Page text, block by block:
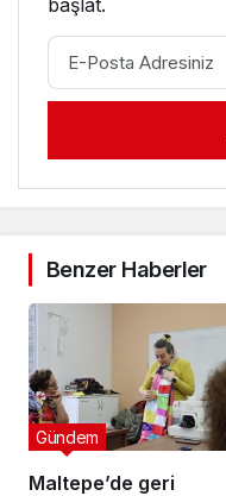
başlat.
Benzer Haberler
Maltepe’de geri
Gündem